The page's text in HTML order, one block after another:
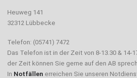
Heuweg 141
32312 Lübbecke
Telefon: (05741) 7472
Das Telefon ist in der Zeit von 8-13.30 & 14-
der Zeit können Sie gerne auf den AB
In Notfällen erreichen Sie unseren